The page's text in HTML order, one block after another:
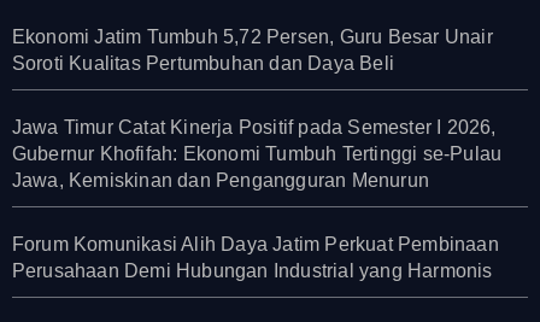
Ekonomi Jatim Tumbuh 5,72 Persen, Guru Besar Unair
Soroti Kualitas Pertumbuhan dan Daya Beli
Jawa Timur Catat Kinerja Positif pada Semester I 2026,
Gubernur Khofifah: Ekonomi Tumbuh Tertinggi se-Pulau
Jawa, Kemiskinan dan Pengangguran Menurun
Forum Komunikasi Alih Daya Jatim Perkuat Pembinaan
Perusahaan Demi Hubungan Industrial yang Harmonis